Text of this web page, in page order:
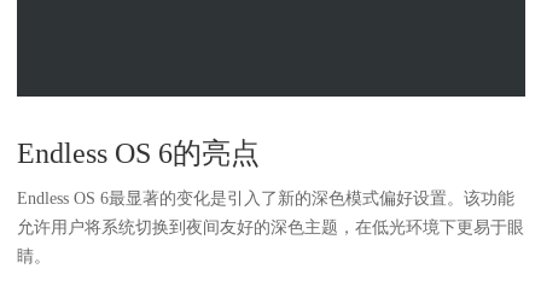
Endless OS 6的亮点
Endless OS 6最显著的变化是引入了新的深色模式偏好设置。该功能
允许用户将系统切换到夜间友好的深色主题，在低光环境下更易于眼
睛。